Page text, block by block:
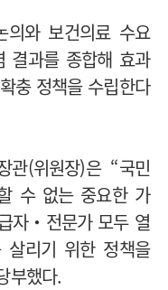
의와 보건의료 수요
결과를 종합해 효과
충 정책을 수립한다
관(위원장)은 “국민
수 없는 중요한 가
자‧전문가 모두 열
리기 위한 정책을
부했다.